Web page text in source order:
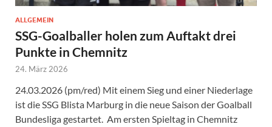
ALLGEMEIN
SSG-Goalballer holen zum Auftakt drei
Punkte in Chemnitz
24. März 2026
24.03.2026 (pm/red) Mit einem Sieg und einer Niederlage
ist die SSG Blista Marburg in die neue Saison der Goalball
Bundesliga gestartet. Am ersten Spieltag in Chemnitz